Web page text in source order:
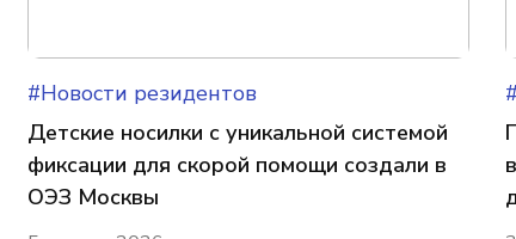
#Новости резидентов
Детские носилки с уникальной системой
фиксации для скорой помощи создали в
ОЭЗ Москвы